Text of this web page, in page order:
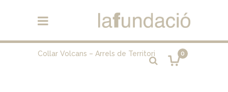
0
Collar Volcans – Arrels de Territori